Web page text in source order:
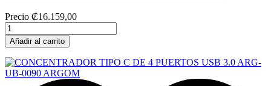
Precio ₡16.159,00
Añadir al carrito